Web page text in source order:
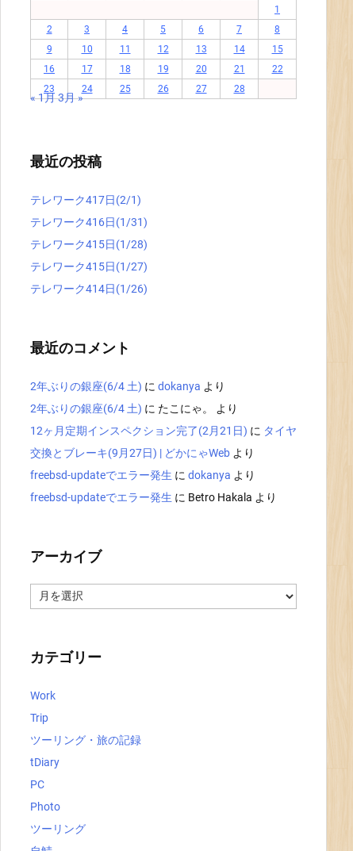
1
2
3 4 5 6 7
8
9
10 11 12 13 14
15
16
17 18 19 20 21
22
23
24 25 26 27 28
« 1月3月 »
最近の投稿
テレワーク417日(2/1)
テレワーク416日(1/31)
テレワーク415日(1/28)
テレワーク415日(1/27)
テレワーク414日(1/26)
最近のコメント
2年ぶりの銀座(6/4 土) に dokanya より
2年ぶりの銀座(6/4 土) に たこにゃ。
より
12ヶ月定期インスペクション完了(2月21日) に タイヤ
交換とブレーキ(9月27日) | どかにゃWeb より
freebsd-updateでエラー発生 に dokanya より
freebsd-updateでエラー発生 に Betro Hakala より
アーカイブ
ー
カテゴリー
Work
Trip
ツーリング・旅の記録
tDiary
PC
Photo
ツーリング